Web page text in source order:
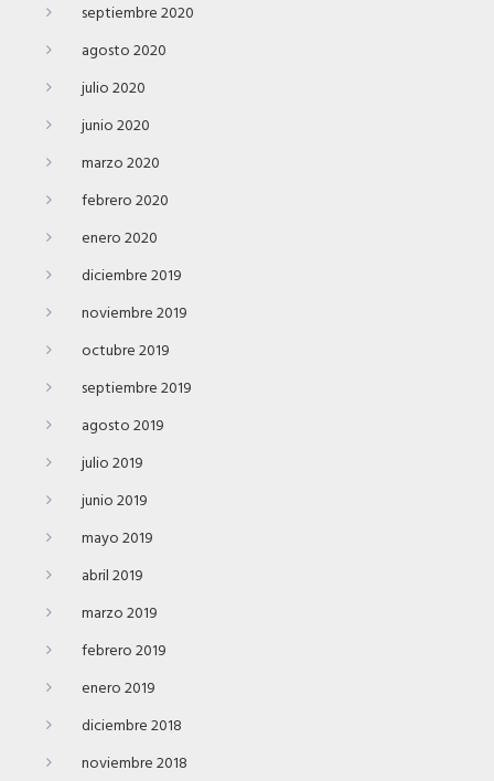
septiembre 2020
agosto 2020
julio 2020
junio 2020
marzo 2020
febrero 2020
enero 2020
diciembre 2019
noviembre 2019
octubre 2019
septiembre 2019
agosto 2019
julio 2019
junio 2019
mayo 2019
abril 2019
marzo 2019
febrero 2019
enero 2019
diciembre 2018
noviembre 2018